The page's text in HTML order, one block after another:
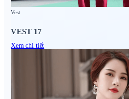
Vest
VEST 17
Xem chi tiết